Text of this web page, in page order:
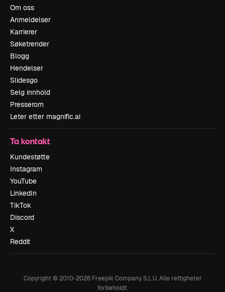
Om oss
Anmeldelser
Karrierer
Søketrender
Blogg
Hendelser
Slidesgo
Selg innhold
Presserom
Leter etter magnific.ai
Ta kontakt
Kundestøtte
Instagram
YouTube
LinkedIn
TikTok
Discord
X
Reddit
Copyright © 2010-2026Freepik Company S.L.U. Alle rettigheter
forbeholdt.